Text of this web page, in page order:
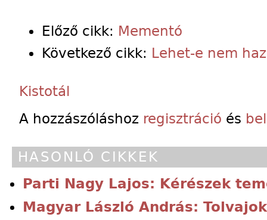
Előző cikk: Mementó
Következő cikk: Lehet-e nem
Kistotál
A hozzászóláshoz regisztráció és
HASONLÓ CIKKEK
Parti Nagy Lajos: Kérészek
Magyar László András: Tolvajok